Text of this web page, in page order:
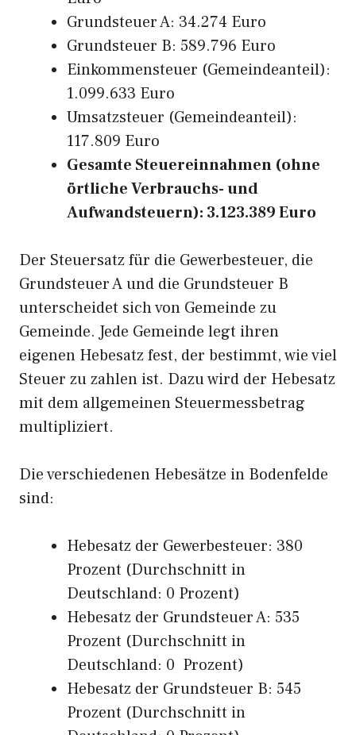
Grundsteuer A: 34.274 Euro
Grundsteuer B: 589.796 Euro
Einkommensteuer (Gemeindeanteil):
1.099.633 Euro
Umsatzsteuer (Gemeindeanteil):
117.809 Euro
Gesamte Steuereinnahmen (ohne
örtliche Verbrauchs- und
Aufwandsteuern): 3.123.389 Euro
Der Steuersatz für die Gewerbesteuer, die
Grundsteuer A und die Grundsteuer B
unterscheidet sich von Gemeinde zu
Gemeinde. Jede Gemeinde legt ihren
eigenen Hebesatz fest, der bestimmt, wie viel
Steuer zu zahlen ist. Dazu wird der Hebesatz
mit dem allgemeinen Steuermessbetrag
multipliziert.
Die verschiedenen Hebesätze in Bodenfelde
sind:
Hebesatz der Gewerbesteuer: 380
Prozent (Durchschnitt in
Deutschland: 0 Prozent)
Hebesatz der Grundsteuer A: 535
Prozent (Durchschnitt in
Deutschland: 0 Prozent)
Hebesatz der Grundsteuer B: 545
Prozent (Durchschnitt in